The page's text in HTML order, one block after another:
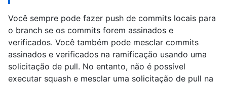
Você sempre pode fazer push de commits locais para
o branch se os commits forem assinados e
verificados. Você também pode mesclar commits
assinados e verificados na ramificação usando uma
solicitação de pull. No entanto, não é possível
executar squash e mesclar uma solicitação de pull na